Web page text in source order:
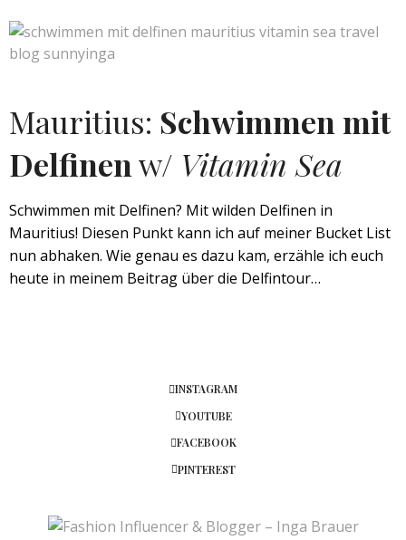
Mauritius: Schwimmen mit
Delfinenw/ Vitamin Sea
Schwimmen mit Delfinen? Mit wilden Delfinen in
Mauritius! Diesen Punkt kann ich auf meiner Bucket List
nun abhaken. Wie genau es dazu kam, erzähle ich euch
heute in meinem Beitrag über die Delfintour…
INSTAGRAM
YOUTUBE
FACEBOOK
PINTEREST